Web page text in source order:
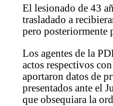
El lesionado de 43
trasladado a
pero posteriormente
Los agentes de la
actos respectivos
aportaron datos de
presentados ante el
que obsequiara la